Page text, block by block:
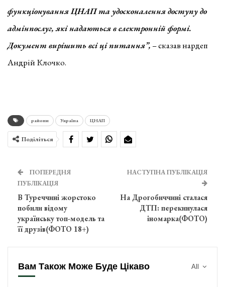
функціонування ЦНАП та удосконалення доступу до
адмінпослуг, які надаються в електронній формі.
Документ вирішить всі ці питання”, – сказав нардеп
Андрій Клочко.
райони Україна ЦНАП
Поділіться
ПОПЕРЕДНЯ
ПУБЛІКАЦІЯ
В Туреччині жорстоко
побили відому
українську топ-модель та
її друзів(ФОТО 18+)
НАСТУПНА ПУБЛІКАЦІЯ
На Дрогобиччині сталася
ДТП: перекинулася
іномарка(ФОТО)
All
Вам Також Може Буде Цікаво